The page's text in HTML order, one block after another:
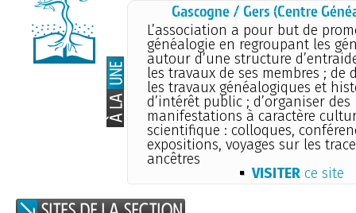
Gascogne / Gers (Centre
L’association a pour but de
généalogie en regroupant les
autour d’une structure
les travaux de ses membres ; de
les travaux généalogiques et
d’intérêt public ; d’organiser des
manifestations à caractère
scientifique : colloques,
expositions, voyages sur les
ancêtres
VISITERce site